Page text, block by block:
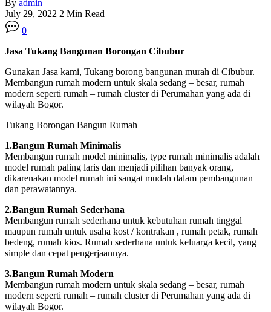
By admin
July 29, 2022 2 Min Read
0
Jasa Tukang Bangunan Borongan Cibubur
Gunakan Jasa kami, Tukang borong bangunan murah di Cibubur.
Membangun rumah modern untuk skala sedang – besar, rumah
modern seperti rumah – rumah cluster di Perumahan yang ada di
wilayah Bogor.
Tukang Borongan Bangun Rumah
1.Bangun Rumah Minimalis
Membangun rumah model minimalis, type rumah minimalis adalah
model rumah paling laris dan menjadi pilihan banyak orang,
dikarenakan model rumah ini sangat mudah dalam pembangunan
dan perawatannya.
2.Bangun Rumah Sederhana
Membangun rumah sederhana untuk kebutuhan rumah tinggal
maupun rumah untuk usaha kost / kontrakan , rumah petak, rumah
bedeng, rumah kios. Rumah sederhana untuk keluarga kecil, yang
simple dan cepat pengerjaannya.
3.Bangun Rumah Modern
Membangun rumah modern untuk skala sedang – besar, rumah
modern seperti rumah – rumah cluster di Perumahan yang ada di
wilayah Bogor.